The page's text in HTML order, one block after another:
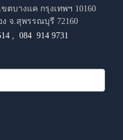
ตบางแค กรุงเทพฯ 10160
จ.สุพรรณบุรี 72160
,084 914 9731